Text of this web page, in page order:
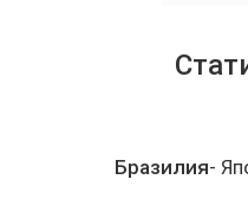
Бразилия-